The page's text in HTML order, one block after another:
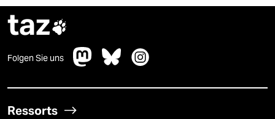
taz
Folgen Sie uns
Ressorts